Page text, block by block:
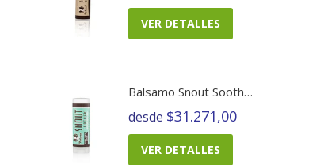
VER DETALLES
Balsamo Snout Soother
desde $31.271,00
VER DETALLES